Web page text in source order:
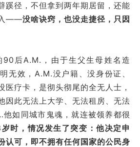
蹊径，不但拿到两年期居留，还能
入——没啥诀窍，也没走捷径，只因
90后A.M.，由于生父生母姓名造
无效，A.M.没户籍、没身份证、
医疗卡，是彻头彻尾的全无人士，
因此无法上大学、无法租房、无法
如同城市鬼魂，就连被领养都很
时，情况发生了突变：他决定申
认可，即不拥有任何国家的公民身